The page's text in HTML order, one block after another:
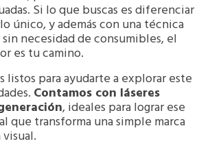
Si lo que buscas es diferenciar
único, y además con una técnica
necesidad de consumibles, el
es tu camino.
listos para ayudarte a explorar este
Contamos con láseres
, ideales para lograr ese
que transforma una simple marca